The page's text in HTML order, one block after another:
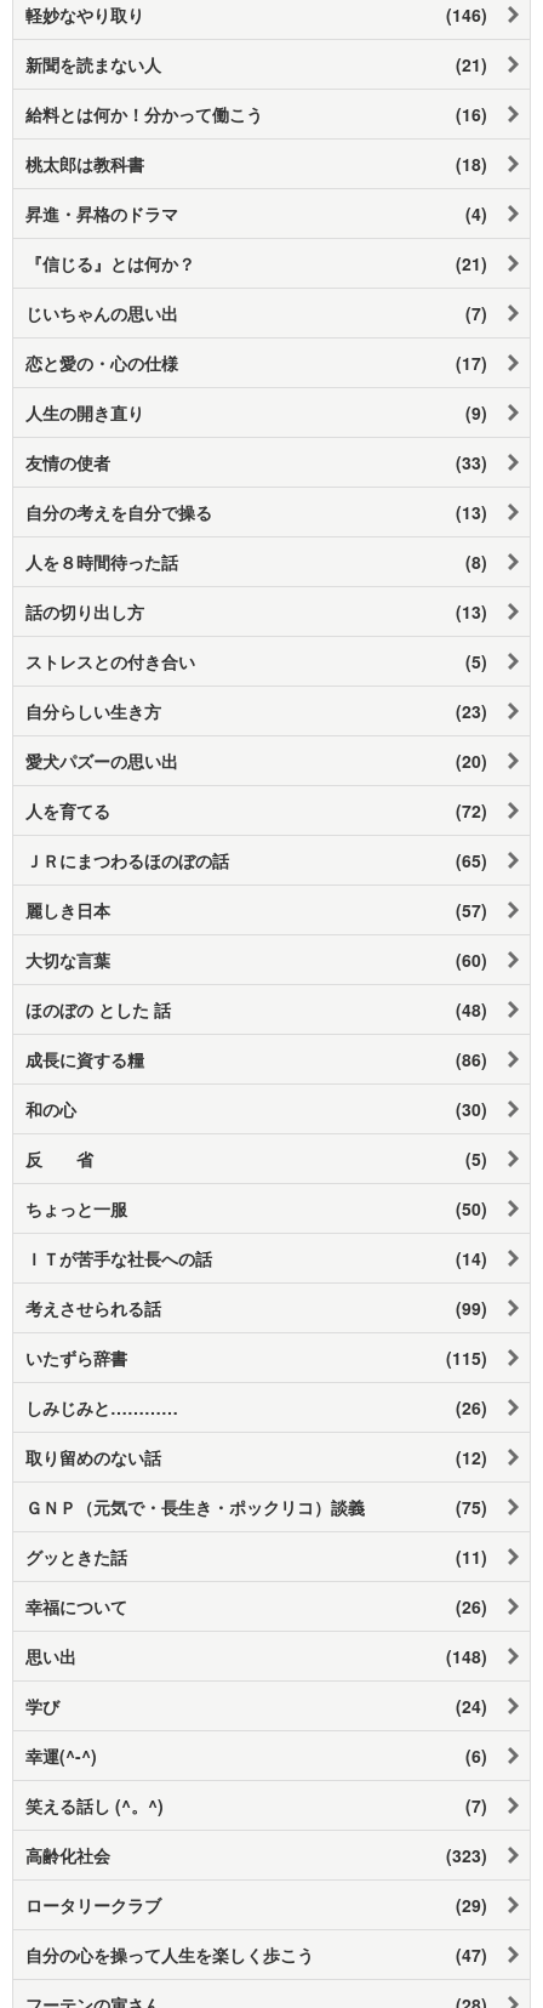
軽妙なやり取り (146)
新聞を読まない人 (21)
給料とは何か！分かって働こう (16)
桃太郎は教科書 (18)
昇進・昇格のドラマ (4)
『信じる』とは何か？ (21)
じいちゃんの思い出 (7)
恋と愛の・心の仕様 (17)
人生の開き直り (9)
友情の使者 (33)
自分の考えを自分で操る (13)
人を８時間待った話 (8)
話の切り出し方 (13)
ストレスとの付き合い (5)
自分らしい生き方 (23)
愛犬パズーの思い出 (20)
人を育てる (72)
ＪＲにまつわるほのぼの話 (65)
麗しき日本 (57)
大切な言葉 (60)
ほのぼの とした 話 (48)
成長に資する糧 (86)
和の心 (30)
反 省 (5)
ちょっと一服 (50)
ＩＴが苦手な社長への話 (14)
考えさせられる話 (99)
いたずら辞書 (115)
しみじみと………… (26)
取り留めのない話 (12)
ＧＮＰ（元気で・長生き・ポックリコ）談義 (75)
グッときた話 (11)
幸福について (26)
思い出 (148)
学び (24)
幸運(^-^) (6)
笑える話し (^。^) (7)
高齢化社会 (323)
ロータリークラブ (29)
自分の心を操って人生を楽しく歩こう (47)